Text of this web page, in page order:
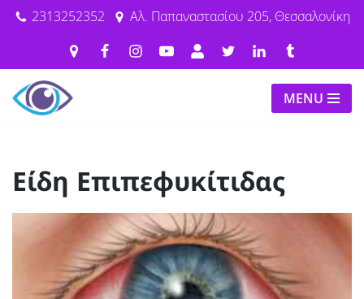
Μεταπηδήστε
περιεχόμενο
2313252352 Αλ. Παπαναστασίου 205, Θεσσαλονίκη
MENU
Είδη Επιπεφυκίτιδας